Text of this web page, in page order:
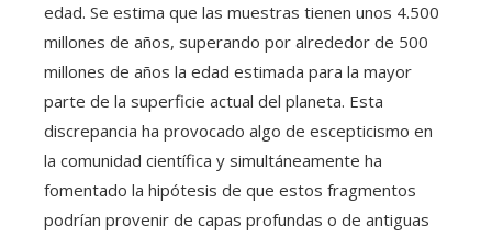
edad. Se estima que las muestras tienen unos 4.500
millones de años, superando por alrededor de 500
millones de años la edad estimada para la mayor
parte de la superficie actual del planeta. Esta
discrepancia ha provocado algo de escepticismo en
la comunidad científica y simultáneamente ha
fomentado la hipótesis de que estos fragmentos
podrían provenir de capas profundas o de antiguas